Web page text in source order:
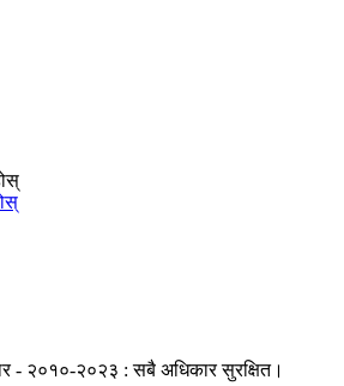
- २०१०-२०२३ : सबै अधिकार सुरक्षित।